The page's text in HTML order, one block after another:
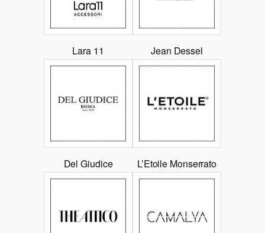
Lara 11 Jean Dessel
Del Giudice L’Etoile Monserrato